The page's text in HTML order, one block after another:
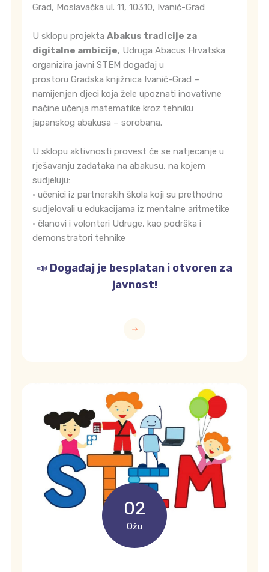
Grad, Moslavačka ul. 11, 10310, Ivanić-Grad
U sklopu projekta Abakus tradicije za
digitalne ambicije, Udruga Abacus Hrvatska
organizira javni STEM događaj u
prostoru Gradska knjižnica Ivanić-Grad –
namijenjen djeci koja žele upoznati inovativne
načine učenja matematike kroz tehniku
japanskog abakusa – sorobana.
U sklopu aktivnosti provest će se natjecanje u
rješavanju zadataka na abakusu, na kojem
sudjeluju:
• učenici iz partnerskih škola koji su prethodno
sudjelovali u edukacijama iz mentalne aritmetike
• članovi i volonteri Udruge, kao podrška i
demonstratori tehnike
📣 Događaj je besplatan i otvoren za
javnost!
02
Ožu